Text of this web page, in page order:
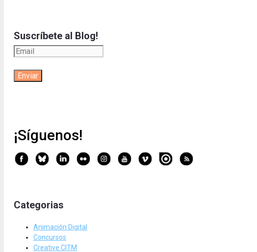
Suscríbete al Blog!
¡Síguenos!
Categorias
Animación Digital
Concursos
Creative CITM